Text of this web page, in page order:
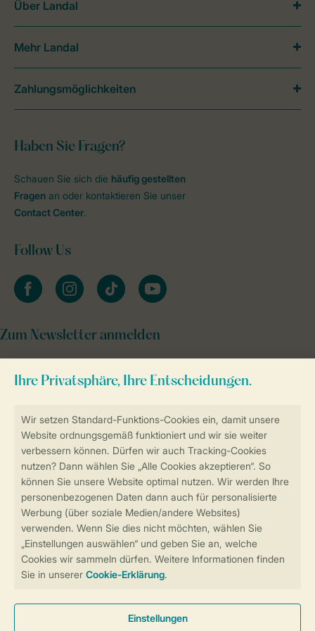
Sicherstellung Deiner Privatsphäre
Sicher und schnell zur Online-Buchung
Sichere Datenübertragung
Sicheres Bezahlen
Haben Sie Fragen?
Schauen Sie sich die häufig gestellten
Fragen an oder kontaktieren Sie unser
Contact Center.
Follow Us
facebookinstagramtiktok youtube
Zum Newsletter anmelden
Über Landal
Mehr Landal
Zahlungsmöglichkeiten